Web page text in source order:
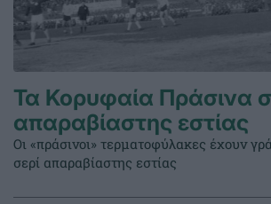
Τα Κορυφαία Πράσινα
απαραβίαστης εστίας
Οι «πράσινοι» τερματοφύλακες έχουν
σερί απαραβίαστης εστίας